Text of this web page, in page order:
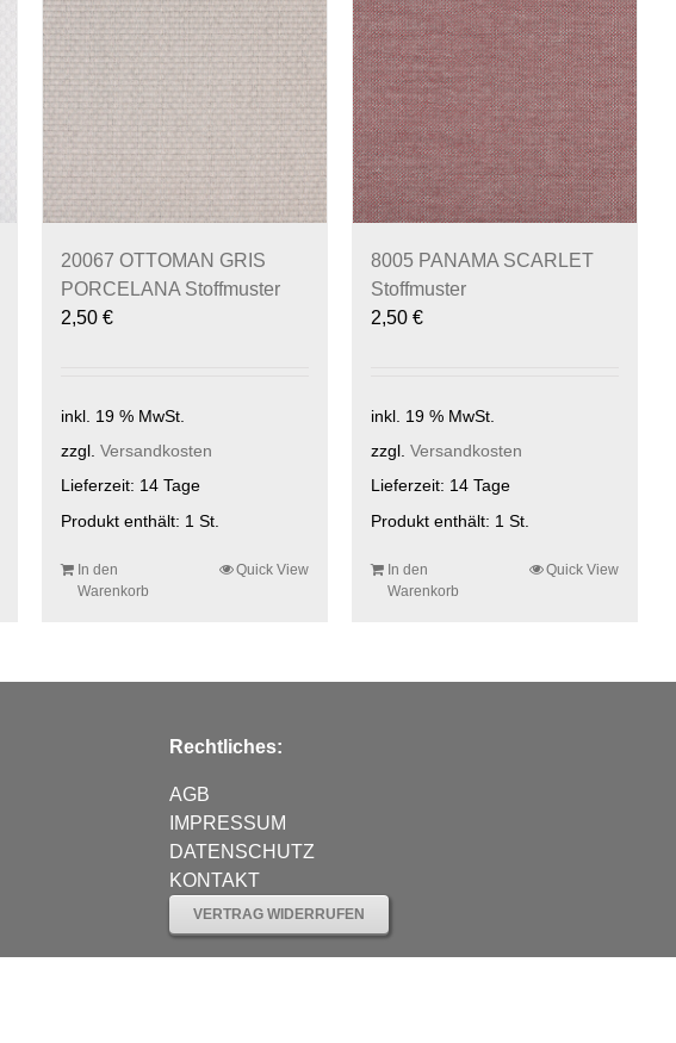
20067 OTTOMAN GRIS
PORCELANA Stoffmuster
2,50 €
inkl. 19 % MwSt.
zzgl. Versandkosten
Lieferzeit: 14 Tage
Produkt enthält: 1 St.
In den
Warenkorb
Quick View
8005 PANAMA SCARLET
Stoffmuster
2,50 €
inkl. 19 % MwSt.
zzgl. Versandkosten
Lieferzeit: 14 Tage
Produkt enthält: 1 St.
In den
Warenkorb
Quick View
Rechtliches:
AGB
IMPRESSUM
DATENSCHUTZ
KONTAKT
VERTRAG WIDERRUFEN